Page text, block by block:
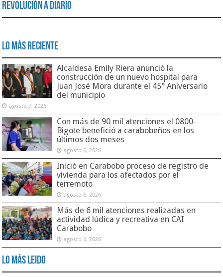
Revolución a Diario
Lo Más Reciente
Alcaldesa Emily Riera anunció la
construcción de un nuevo hospital para
Juan José Mora durante el 45° Aniversario
del municipio
agosto 7, 2026
Con más de 90 mil atenciones el 0800-
Bigote benefició a carabobeños en los
últimos dos meses
agosto 6, 2026
Inició en Carabobo proceso de registro de
vivienda para los afectados por el
terremoto
agosto 6, 2026
Más de 6 mil atenciones realizadas en
actividad lúdica y recreativa en CAI
Carabobo
agosto 6, 2026
Lo Más Leido